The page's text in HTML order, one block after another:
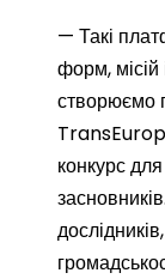
— Такі
форм, місій
створюємо
конкурс